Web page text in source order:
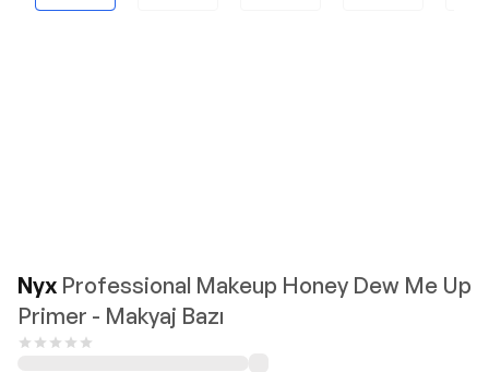
Nyx Professional Makeup Honey Dew Me Up
Primer - Makyaj Bazı